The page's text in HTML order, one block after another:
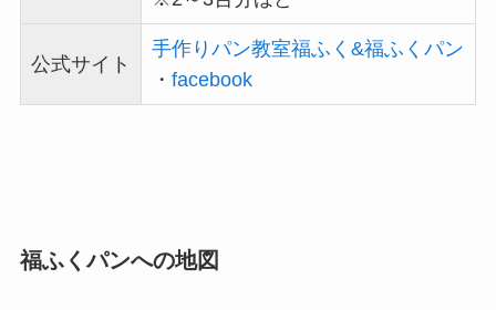
公式サイト
手作りパン教室福ふく&福ふくパン
・ facebook
福ふくパンへの地図